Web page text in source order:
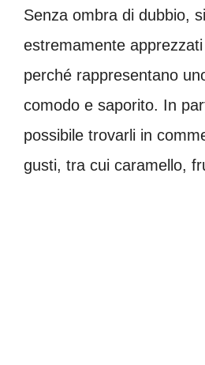
Senza ombra di dubbio,
estremamente
perché rappresentano
comodo e saporito. In
possibile trovarli in
gusti, tra cui caramello,